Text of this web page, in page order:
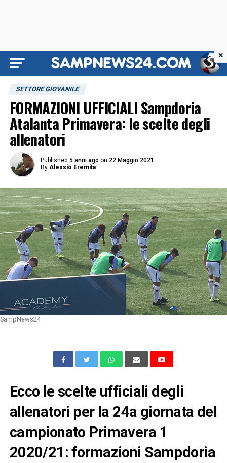
SETTORE GIOVANILE
FORMAZIONI UFFICIALI Sampdoria
Atalanta Primavera: le scelte degli
allenatori
Published 5 anni ago on 22 Maggio 2021
By Alessio Eremita
SampNews24
Ecco le scelte ufficiali degli
allenatori per la 24a giornata del
campionato Primavera 1
2020/21: formazioni Sampdoria
×